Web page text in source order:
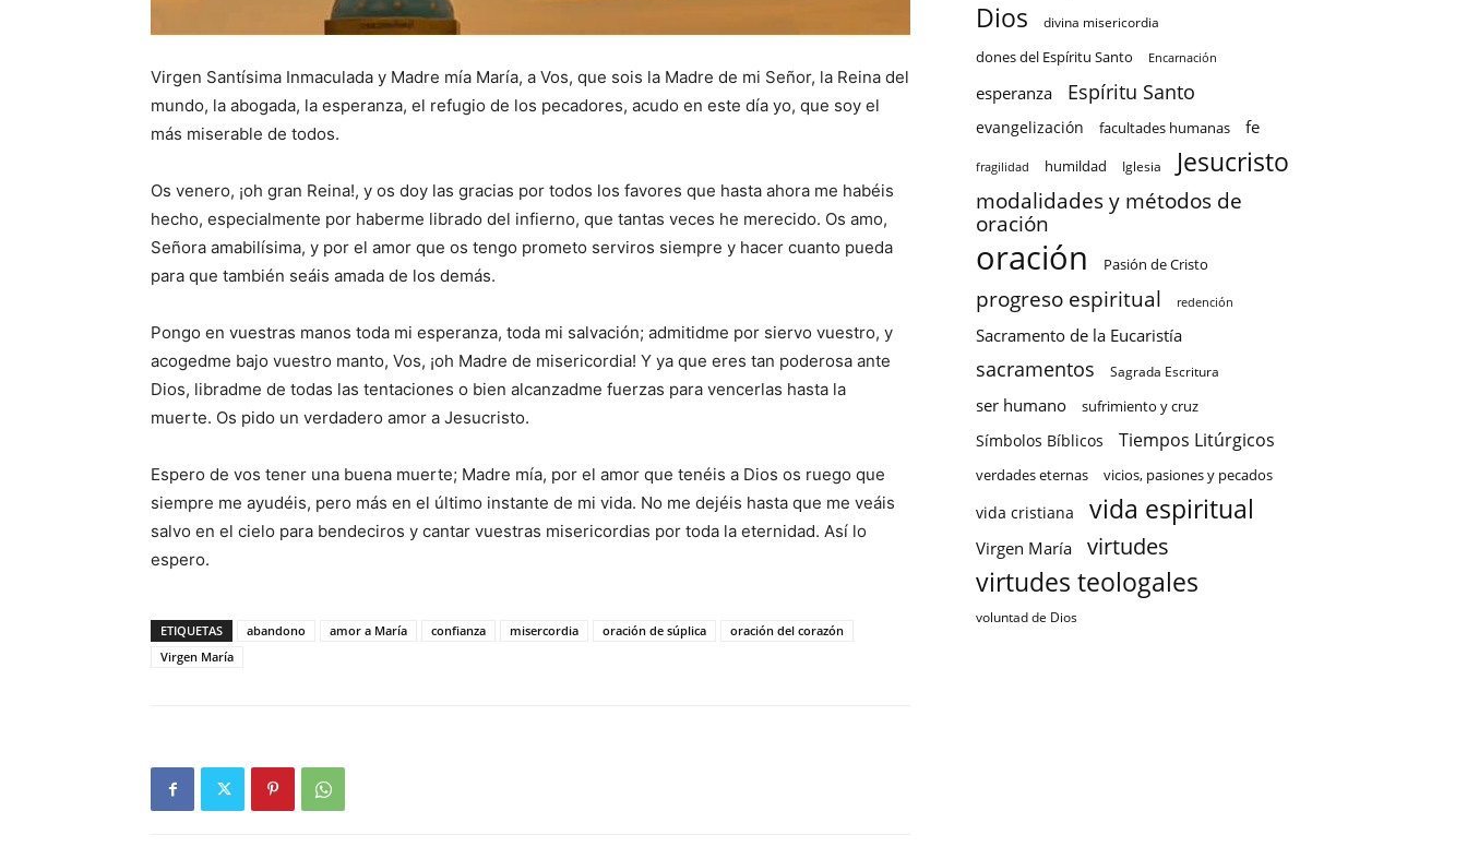
Virgen Santísima Inmaculada y Madre mía María, a Vos, que sois la Madre de mi Señor, la Reina del
mundo, la abogada, la esperanza, el refugio de los pecadores, acudo en este día yo, que soy el
más miserable de todos.
Os venero, ¡oh gran Reina!, y os doy las gracias por todos los favores que hasta ahora me habéis
hecho, especialmente por haberme librado del infierno, que tantas veces he merecido. Os amo,
Señora amabilísima, y por el amor que os tengo prometo serviros siempre y hacer cuanto pueda
para que también seáis amada de los demás.
Pongo en vuestras manos toda mi esperanza, toda mi salvación; admitidme por siervo vuestro, y
acogedme bajo vuestro manto, Vos, ¡oh Madre de misericordia! Y ya que eres tan poderosa ante
Dios, libradme de todas las tentaciones o bien alcanzadme fuerzas para vencerlas hasta la
muerte. Os pido un verdadero amor a Jesucristo.
Espero de vos tener una buena muerte; Madre mía, por el amor que tenéis a Dios os ruego que
siempre me ayudéis, pero más en el último instante de mi vida. No me dejéis hasta que me veáis
salvo en el cielo para bendeciros y cantar vuestras misericordias por toda la eternidad. Así lo
espero.
ETIQUETAS abandono amor a María confianza misercordia oración de súplica
oración del corazón
Virgen María
Dios divina misericordia
dones del Espíritu Santo Encarnación
esperanza Espíritu Santo
evangelización facultades humanas fe
fragilidad humildad Iglesia Jesucristo
modalidades y métodos de
oración
oración Pasión de Cristo
progreso espiritual redención
Sacramento de la Eucaristía
sacramentos Sagrada Escritura
ser humano sufrimiento y cruz
Símbolos Bíblicos Tiempos Litúrgicos
verdades eternas vicios, pasiones y pecados
vida cristiana vida espiritual
Virgen María virtudes
virtudes teologales
voluntad de Dios